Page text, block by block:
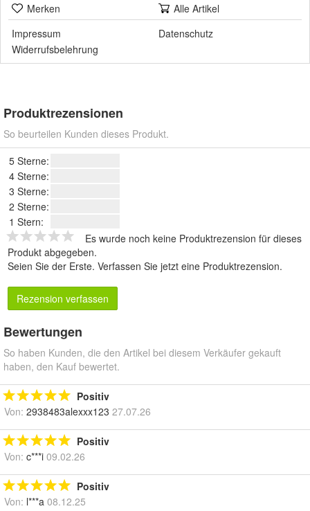
Merken
Alle Artikel
Impressum
Datenschutz
Widerrufsbelehrung
Produktrezensionen
So beurteilen Kunden dieses Produkt.
5 Sterne:
4 Sterne:
3 Sterne:
2 Sterne:
1 Stern:
Es wurde noch keine Produktrezension für dieses
Produkt abgegeben.
Seien Sie der Erste. Verfassen Sie jetzt eine Produktrezension.
Rezension verfassen
Bewertungen
So haben Kunden, die den Artikel bei diesem Verkäufer gekauft
haben, den Kauf bewertet.
Positiv
Von: 2938483alexxx123 27.07.26
Positiv
Von: c***i 09.02.26
Positiv
Von: l***a 08.12.25